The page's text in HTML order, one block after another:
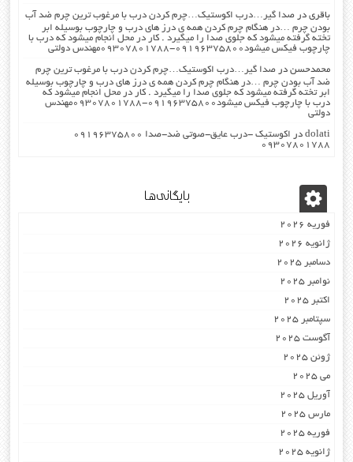
باقری درصدا گیر…درب اکوستیک…چرم کردن درب با مرغوب ترین چرم ضد آب
بودن چرم …در هنگام چرم کردن همه ی درز های درب و چارچوب بوسیله ابر
تخته گرفته میشود که جلوی صدا را میگیرد . کار در محل انجام میشود که درب با
چارچوب فیکس میشود۰۹۱۹۶۳۷۵۸۰۰-۰۹۳۰۷۸۰۱۷۸۸مهندس دولتی
محمدحسن درصدا گیر…درب اکوستیک…چرم کردن درب با مرغوب ترین چرم
ضد آب بودن چرم …در هنگام چرم کردن همه ی درز های درب و چارچوب بوسیله
ابر تخته گرفته میشود که جلوی صدا را میگیرد . کار در محل انجام میشود که
درب با چارچوب فیکس میشود۰۹۱۹۶۳۷۵۸۰۰-۰۹۳۰۷۸۰۱۷۸۸مهندس
دولتی
dolati در
اکوستیک -درب عایق-صوتی ضد-صدا ۰۹۱۹۶۳۷۵۸۰۰
۰۹۳۰۷۸۰۱۷۸۸
بایگانی‌ها
فوریه 2026
ژانویه 2026
دسامبر 2025
نوامبر 2025
اکتبر 2025
سپتامبر 2025
آگوست 2025
ژوئن 2025
می 2025
آوریل 2025
مارس 2025
فوریه 2025
ژانویه 2025